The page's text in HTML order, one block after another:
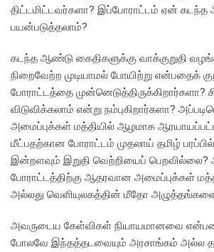
திட்டமிட்டவர்களா? இப்போராட்டம் ஏன்
பயன்படுத்தலாம்?
கடந்த ஆண்டு கைதிகளுக்கு வாக்குறுதி
நிறைவேற்ற முடியாமல் போயிற்று
போராட்டத்தை
விடுவிக்கலாம் என்று நம்புகிறார்களா?
அமைப்புக்கள் மத்தியில் ஆழமாக
மீட்பதற்கான போராட்டம் முதலாய் தமிழ்
இன்றளவும் இறுதி வெற்றியைப்
போராட்டத்திற்கு ஆதரவான அமைப்புக்கள்
அல்லது வெளியுலகத்தின் மீதோ
அவருடைய கேள்விகள் நியாயமானவை
போலவே இந்தத்தடவையும் அரசாங்கம் அல்ல